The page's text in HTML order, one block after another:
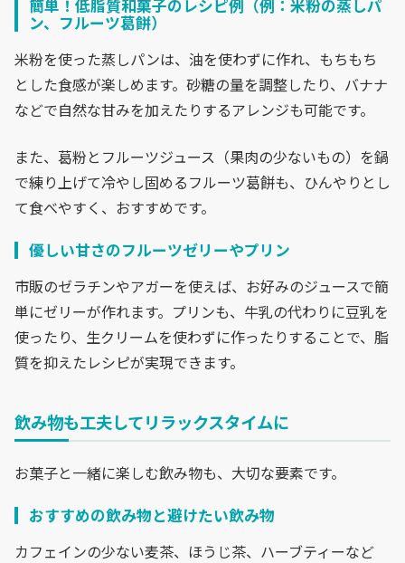
簡単！低脂質和菓子のレシピ例（例：米粉の蒸しパ
ン、フルーツ葛餅）
米粉を使った蒸しパンは、油を使わずに作れ、もちもち
とした食感が楽しめます。砂糖の量を調整したり、バナナ
などで自然な甘みを加えたりするアレンジも可能です。
また、葛粉とフルーツジュース（果肉の少ないもの）を鍋
で練り上げて冷やし固めるフルーツ葛餅も、ひんやりとし
て食べやすく、おすすめです。
優しい甘さのフルーツゼリーやプリン
市販のゼラチンやアガーを使えば、お好みのジュースで簡
単にゼリーが作れます。プリンも、牛乳の代わりに豆乳を
使ったり、生クリームを使わずに作ったりすることで、脂
質を抑えたレシピが実現できます。
飲み物も工夫してリラックスタイムに
お菓子と一緒に楽しむ飲み物も、大切な要素です。
おすすめの飲み物と避けたい飲み物
カフェインの少ない麦茶、ほうじ茶、ハーブティーなど